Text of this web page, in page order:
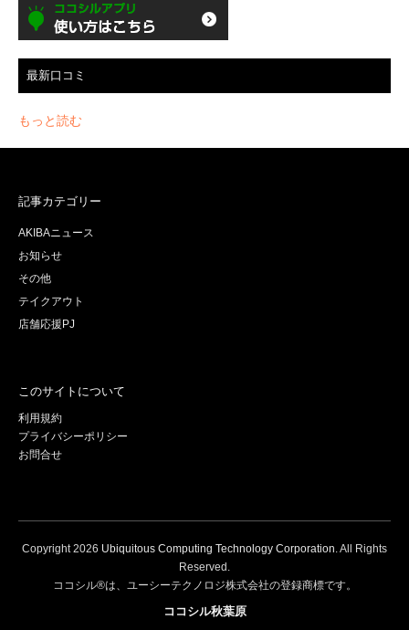
最新口コミ
もっと読む
記事カテゴリー
AKIBAニュース
お知らせ
その他
テイクアウト
店舗応援PJ
このサイトについて
利用規約
プライバシーポリシー
お問合せ
Copyright2026 Ubiquitous Computing Technology Corporation. All Rights
Reserved.
ココシル®は、ユーシーテクノロジ株式会社の登録商標です。
ココシル秋葉原